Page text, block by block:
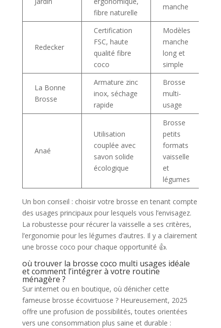
fibre naturelle
manche
Redecker
Certification
FSC, haute
qualité fibre
coco
Modèles
manche
long et
simple
La Bonne
Brosse
Armature zinc
inox, séchage
rapide
Brosse
multi-
usage
Anaé
Utilisation
couplée avec
savon solide
écologique
Brosse
petits
formats
vaisselle
et
légumes
Un bon conseil : choisir votre brosse en tenant compte
des usages principaux pour lesquels vous l’envisagez.
La robustesse pour récurer la vaisselle a ses critères,
l’ergonomie pour les légumes d’autres. Il y a clairement
une brosse coco pour chaque opportunité 👍.
où trouver la brosse coco multi usages idéale
et comment l’intégrer à votre routine
ménagère ?
Sur internet ou en boutique, où dénicher cette
fameuse brosse écovirtuose ? Heureusement, 2025
offre une profusion de possibilités, toutes orientées
vers une consommation plus saine et durable :